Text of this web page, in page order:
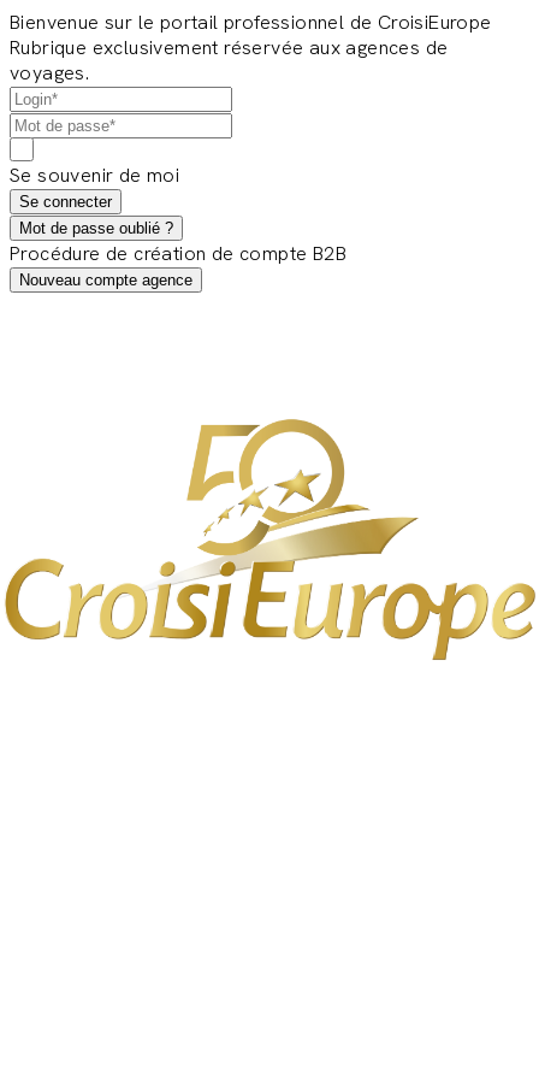
Bienvenue sur le portail professionnel de CroisiEurope
Rubrique exclusivement réservée aux agences de
voyages.
Se souvenir de moi
Se connecter
Mot de passe oublié ?
Procédure de création de compte B2B
Nouveau compte agence